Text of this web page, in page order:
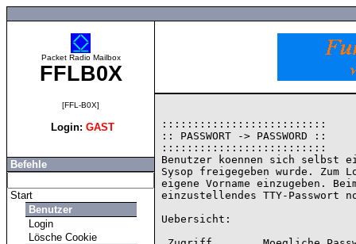
Packet Radio Mailbox
FFLB0X
[FFL-B0X]
Login: GAST
Befehle
Start
Benutzer
Login
Lösche Cookie
::::::::::::::::::::::::::
:: PASSWORT -> PASSWORD ::
::::::::::::::::::::::::::
Benutzer koennen sich selbst
Sysop freigegeben wurde. Zum
eigene Vorname einzugeben.
einzustellendes TTY-Passwort
Uebersicht: